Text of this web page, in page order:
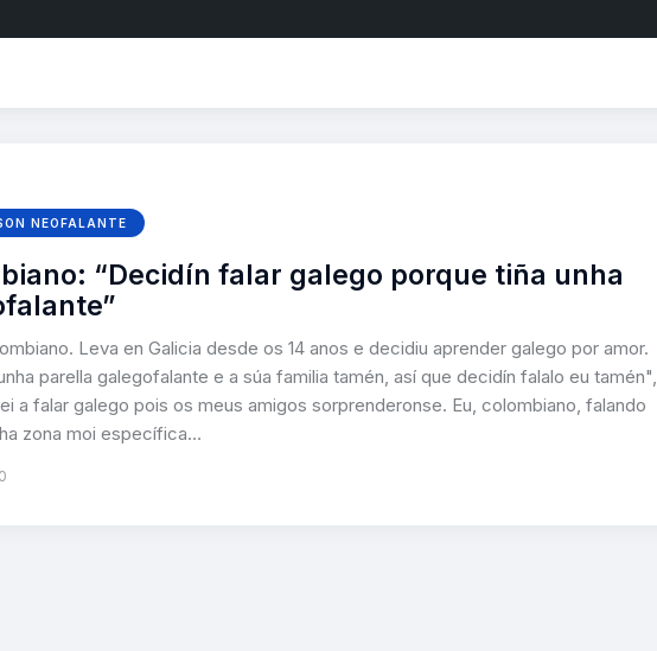
NEOFALANTE
“Decidín falar galego porque tiña unha
Leva en Galicia desde os 14 anos e decidiu aprender galego por amor.
parella galegofalante e a súa familia tamén, así que decidín falalo eu tamén",
a falar galego pois os meus amigos sorprenderonse. Eu, colombiano, falando
zona moi específica…
0